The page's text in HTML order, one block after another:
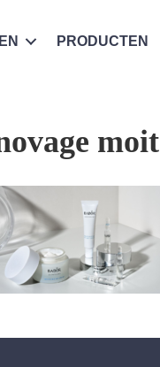
PRODUCTEN
moit